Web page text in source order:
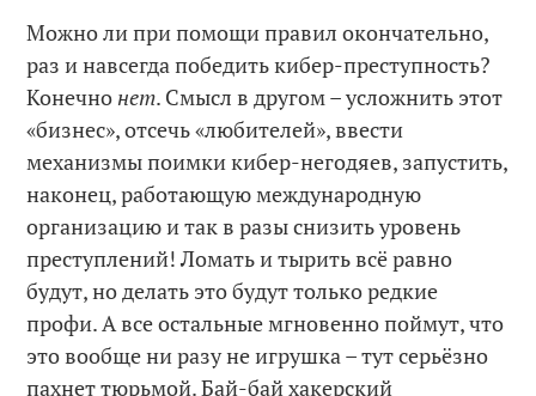
Можно ли при помощи правил окончательно,
раз и навсегда победить кибер-преступность?
Конечно нет. Смысл в другом – усложнить этот
«бизнес», отсечь «любителей», ввести
механизмы поимки кибер-негодяев, запустить,
наконец, работающую международную
организацию и так в разы снизить уровень
преступлений! Ломать и тырить всё равно
будут, но делать это будут только редкие
профи. А все остальные мгновенно поймут, что
это вообще ни разу не игрушка – тут серьёзно
пахнет тюрьмой. Бай-бай хакерский